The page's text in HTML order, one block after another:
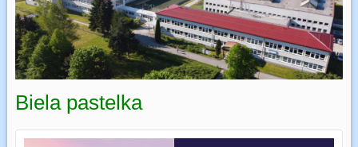
Biela pastelka